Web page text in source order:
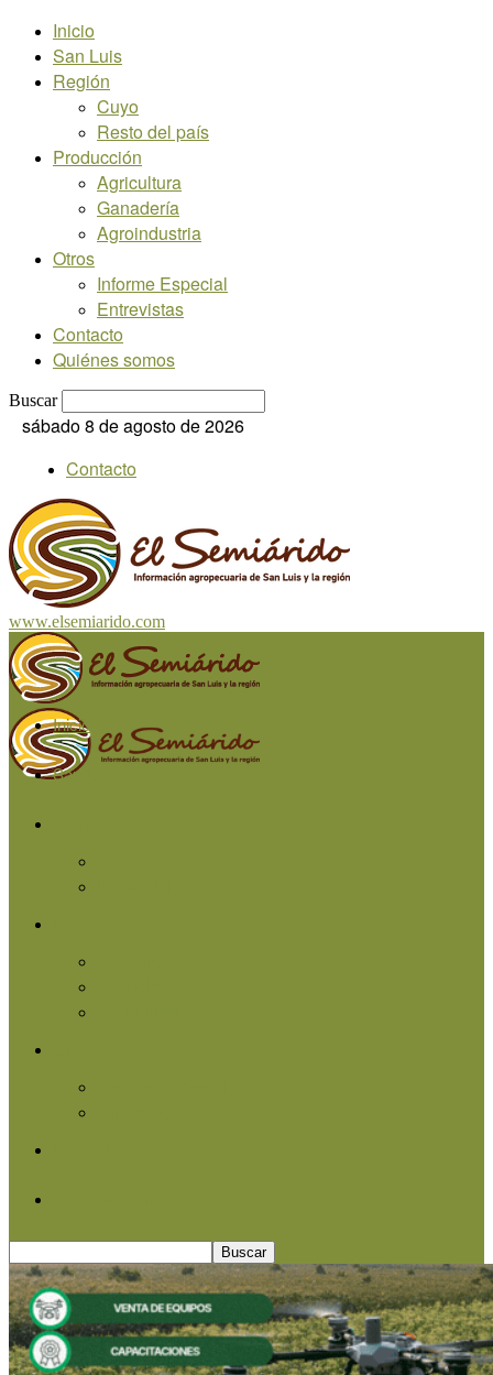
Inicio
San Luis
Región
Cuyo
Resto del país
Producción
Agricultura
Ganadería
Agroindustria
Otros
Informe Especial
Entrevistas
Contacto
Quiénes somos
Buscar
sábado 8 de agosto de 2026
Contacto
www.elsemiarido.com
Inicio
San Luis